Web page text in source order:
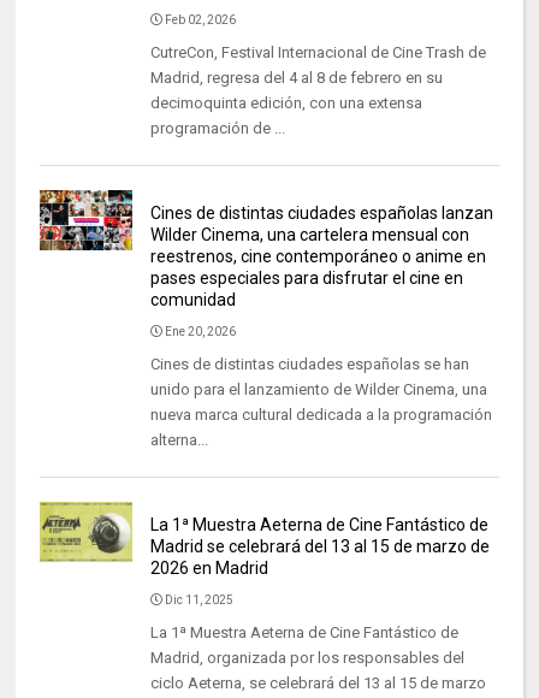
Feb 02, 2026
CutreCon, Festival Internacional de Cine Trash de
Madrid, regresa del 4 al 8 de febrero en su
decimoquinta edición, con una extensa
programación de ...
Cines de distintas ciudades españolas lanzan
Wilder Cinema, una cartelera mensual con
reestrenos, cine contemporáneo o anime en
pases especiales para disfrutar el cine en
comunidad
Ene 20, 2026
Cines de distintas ciudades españolas se han
unido para el lanzamiento de Wilder Cinema, una
nueva marca cultural dedicada a la programación
alterna...
La 1ª Muestra Aeterna de Cine Fantástico de
Madrid se celebrará del 13 al 15 de marzo de
2026 en Madrid
Dic 11, 2025
La 1ª Muestra Aeterna de Cine Fantástico de
Madrid, organizada por los responsables del
ciclo Aeterna, se celebrará del 13 al 15 de marzo